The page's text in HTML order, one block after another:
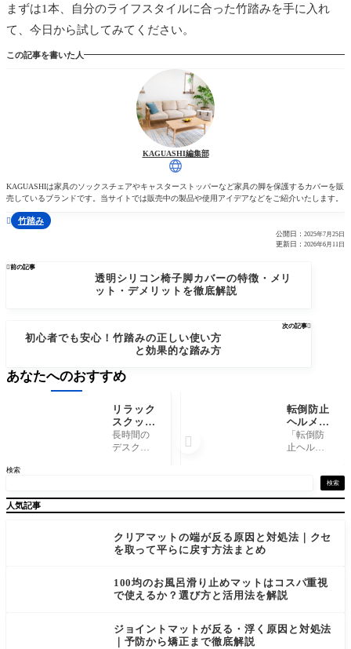
まずは1本、自分のライフスタイルに合った竹踏みを手に入れ
て、今日から試してみてください。
この記事を書いた人
KAGUASHI編集部
KAGUASHIは家具のソックスチェアやキャスターストッパーなど家具の脚を保護するカバーを販
売しているブランドです。当サイトでは販売中の製品や使用アイデアなどをご紹介いたします。
 竹踏み
公開日： 2025年7月25日
更新日： 2026年6月11日
前の記事
透明シリコン椅子脚カバーの特徴・メリ
ット・デメリットを徹底解説
次の記事
初心者でも安心！竹踏みの正しい使い方
と効果的な踏み方
検索
検索
人気記事
クリアマットの端が反る原因と対処法｜クセ
を取って平らに戻す方法まとめ
100均のお風呂滑り止めマットはコスパ重視
で使えるか？選び方と活用法を解説
ジョイントマットが反る・浮く原因と対処法
｜予防から矯正まで徹底解説
あなたへのおすすめ
リラック
スクッシ
ョンを選
ぶ前に知
長時間の
デスクワ
背中の疲
れを感じ
んか。
「椅子が
い」「姿
勢が崩れ
が
転倒防止
ヘルメッ
トは本当
に効果あ
を徹底解
説
「転倒防
止ヘルメ
もがすぐ
嫌がって
まう」
味がなか
った」―
失敗
